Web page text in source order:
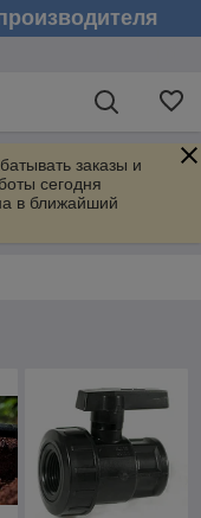
заказы и
сегодня
в ближайший